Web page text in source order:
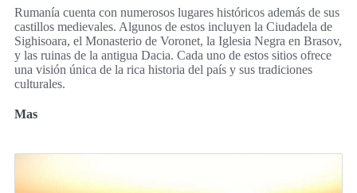
Rumanía cuenta con numerosos lugares históricos además de sus
castillos medievales. Algunos de estos incluyen la Ciudadela de
Sighisoara, el Monasterio de Voronet, la Iglesia Negra en Brasov,
y las ruinas de la antigua Dacia. Cada uno de estos sitios ofrece
una visión única de la rica historia del país y sus tradiciones
culturales.
Mas